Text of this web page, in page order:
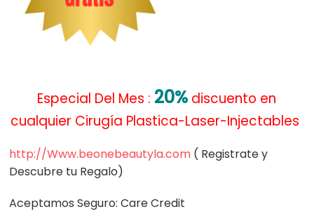
Especial Del Mes : 20% discuento en
cualquier Cirugía Plastica-Laser-Injectables
http://Www.beonebeautyla.com ( Registrate y
Descubre tu Regalo)
Aceptamos Seguro: Care Credit